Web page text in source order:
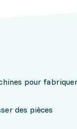
pour
des pièces